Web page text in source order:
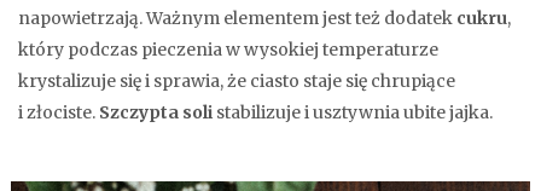
napowietrzają. Ważnym elementem jest też dodatek cukru,
który podczas pieczenia w wysokiej temperaturze
krystalizuje się i sprawia, że ciasto staje się chrupiące
i złociste. Szczypta soli stabilizuje i usztywnia ubite jajka.